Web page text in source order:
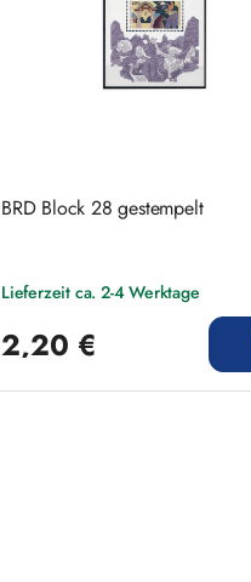
BRD Block 28 gestempelt
Lieferzeit ca. 2-4 Werktage
2,20 €